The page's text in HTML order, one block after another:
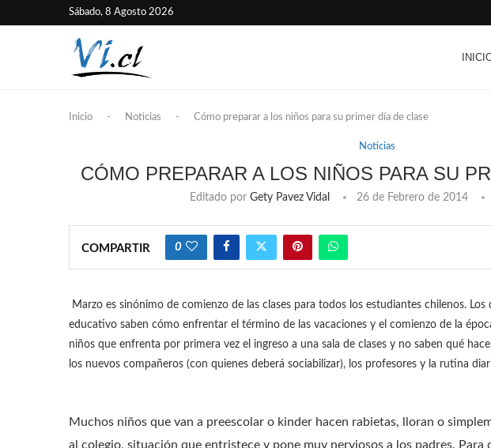
Sábado, 8 Agosto 2026
Inicio - Noticias - Cómo preparar a los niños para su primer día de clase
Noticias
CÓMO PREPARAR A LOS NIÑOS PARA SU
Editado por Gety Pavez Vidal 26 de Febrero de 2014
COMPARTIR 0
Marzo es sinónimo de comienzo de las clases para todos los estudiantes chilenos.
educativo saben cómo enfrentar el término de las vacaciones y el comienzo de la
niños que enfrenta por primera vez el ingreso a una sala de clases y no saben qué
los nuevos compañeros (con quienes deberá sociabilizar), los profesores y la rutina
Muchos niños que van a preescolar o kinder hacen rabietas, lloran o
al colegio, situación que entristece y pone muy nerviosos a los padres. Para